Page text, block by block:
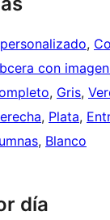
,
con
, Gris,
, Plata,
, Blanco
día